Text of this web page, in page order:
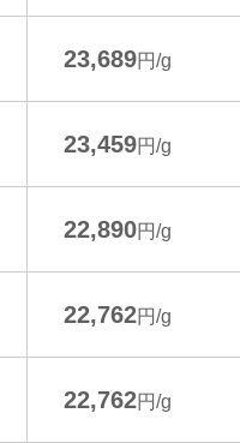
23,689円/g
23,459円/g
22,890円/g
22,762円/g
22,762円/g